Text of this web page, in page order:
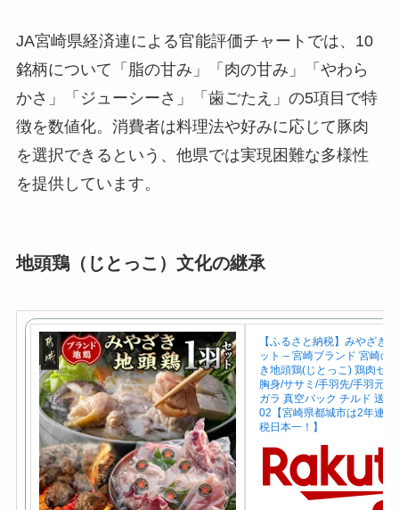
JA宮崎県経済連による官能評価チャートでは、10
銘柄について「脂の甘み」「肉の甘み」「やわら
かさ」「ジューシーさ」「歯ごたえ」の5項目で特
徴を数値化。消費者は料理法や好みに応じて豚肉
を選択できるという、他県では実現困難な多様性
を提供しています。
地頭鶏（じとっこ）文化の継承
【ふるさと納税】みやざき
ット – 宮崎ブランド 宮崎の
き地頭鶏(じとっこ) 鶏肉セ
胸身/ササミ/手羽先/手羽元/
ガラ 真空パック チルド 送料
02【宮崎県都城市は2年連続
税日本一！】